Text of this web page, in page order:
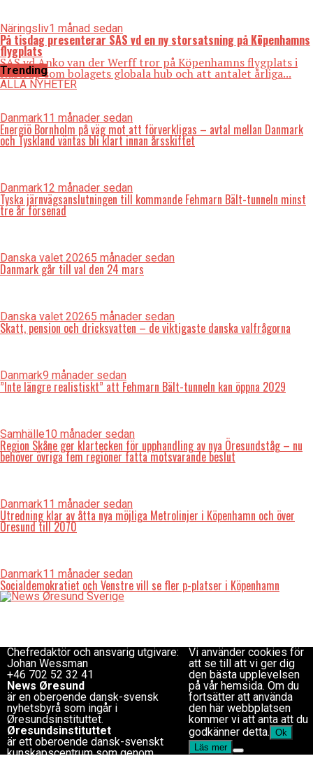
Näringsliv1 månad sedan
På tisdag presenterar SAS vd en ny storsatsning på Köpenhamns
flygplats
SAS vd Anko van der Werff tror på Köpenhamns flygplats i
Kastrup som bolagets globala hub och att antalet årliga...
ALLA NYHETER
Trending
Danmark11 månader sedan
Energiö Bornholm på väg mot att förverkligas – avtal mellan Danmark
och Tyskland väntas bli klart innan årsskiftet
Danmark12 månader sedan
Tyska järnvägsanslutningen till kommande Fehmarn Bält-tunneln minst
tre år försenad
Danska valet 20265 månader sedan
Danmark går till val den 24 mars
Danska valet 20265 månader sedan
Skatt, pension och dricksvatten – de viktigaste danska valfrågorna
Danmark9 månader sedan
”Inte längre realistiskt” att Fehmarn Bält-tunneln kan öppna 2029
Samhälle10 månader sedan
Region Skåne ger klartecken för upphandling av nya Öresundståg – nu
behöver övriga fem regioner fatta motsvarande beslut
Danmark11 månader sedan
Utredning klar av åtta nya möjliga Metrolinjer i Köpenhamn och över
Öresund till 2070
Danmark11 månader sedan
Socialdemokratiet och Venstre vill se fler p-platser i Köpenhamn
Chefredaktör och ansvarig utgivare:
Johan Wessman
+46 702 52 32 41
News Øresund
är en oberoende dansk-svensk
nyhets­byrå som ingår i
Øresundsinstituttet.
Øresundsinstituttet
är ett oberoende dansk-svenskt
kunskapscentrum som genom
Vi använder cookies för
att se till att vi ger dig
den bästa upplevelsen
på vår hemsida. Om du
fortsätter att använda
den här webbplatsen
kommer vi att anta att du
godkänner detta. Ok
Läs mer